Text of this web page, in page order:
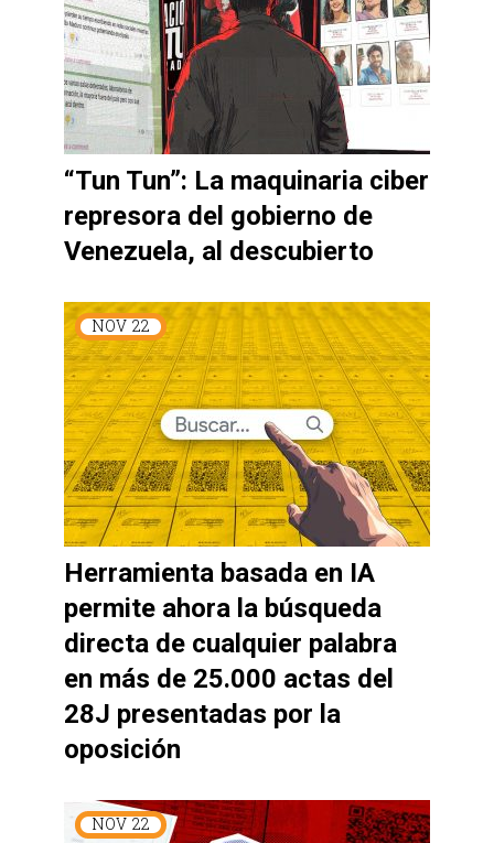
“Tun Tun”: La maquinaria ciber
represora del gobierno de
Venezuela, al descubierto
NOV 22
Herramienta basada en IA
permite ahora la búsqueda
directa de cualquier palabra
en más de 25.000 actas del
28J presentadas por la
oposición
NOV 22